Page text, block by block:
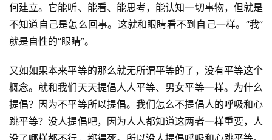
何建立。它能听、能看、能思考，能认知一切事物，但就是
不知道自己是怎么回事。这就和眼睛看不到自己一样。“我”
就是自性的“眼睛”。
又如如果本来平等的那么就无所谓平等的了，没有平等这个
概念。就和我们天天提倡人人平等、男女平等一样。为什么
提倡？因为不平等所以提倡。我们怎么不提倡人的呼吸和心
跳平等？没人提倡吧，因为人人都知道这两者一样重要，人